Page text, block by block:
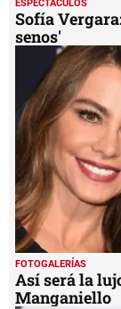
ESPECTÁCULOS
Sofía
senos'
FOTOGALERÍAS
Así será la
Manganiello